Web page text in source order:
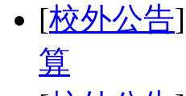
[校外公告]
算